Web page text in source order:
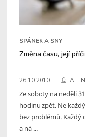
SPÁNEK A SNY
Změna času, její
26.10.2010
Ze soboty na neděli
hodinu zpět. Ne
bez problémů.
a ná ...